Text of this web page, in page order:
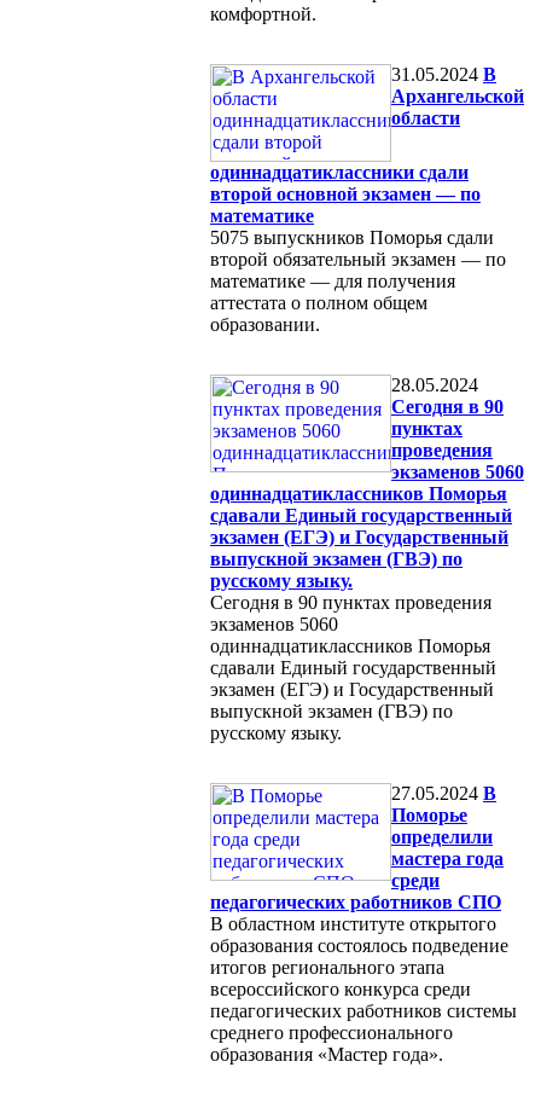
комфортной.
31.05.2024 В
Архангельской
области
одиннадцатиклассники сдали
второй основной экзамен — по
математике
5075 выпускников Поморья сдали
второй обязательный экзамен — по
математике — для получения
аттестата о полном общем
образовании.
28.05.2024
Сегодня в 90
пунктах
проведения
экзаменов 5060
одиннадцатиклассников Поморья
сдавали Единый государственный
экзамен (ЕГЭ) и Государственный
выпускной экзамен (ГВЭ) по
русскому языку.
Сегодня в 90 пунктах проведения
экзаменов 5060
одиннадцатиклассников Поморья
сдавали Единый государственный
экзамен (ЕГЭ) и Государственный
выпускной экзамен (ГВЭ) по
русскому языку.
27.05.2024 В
Поморье
определили
мастера года
среди
педагогических работников СПО
В областном институте открытого
образования состоялось подведение
итогов регионального этапа
всероссийского конкурса среди
педагогических работников системы
среднего профессионального
образования «Мастер года».